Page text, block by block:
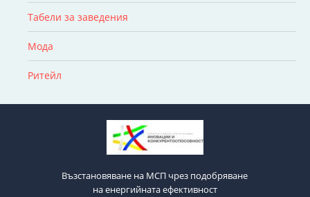
Табели за заведения
Мода
Ритейл
Възстановяване на МСП чрез подобряване
на енергийната ефективност